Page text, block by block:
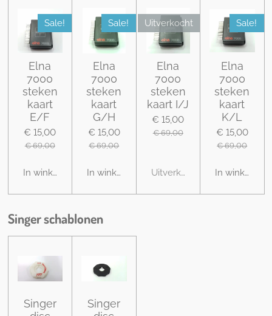
Sale!
Elna
7000
steken
kaart
E/F
€ 15,00
€ 69,00
In winkelwagen
Sale!
Elna
7000
steken
kaart
G/H
€ 15,00
€ 69,00
In winkelwagen
Uitverkocht
Elna
7000
steken
kaart I/J
€ 15,00
€ 69,00
Uitverkocht
Sale!
Elna
7000
steken
kaart
K/L
€ 15,00
€ 69,00
In
Singer schablonen
Singer
Singer